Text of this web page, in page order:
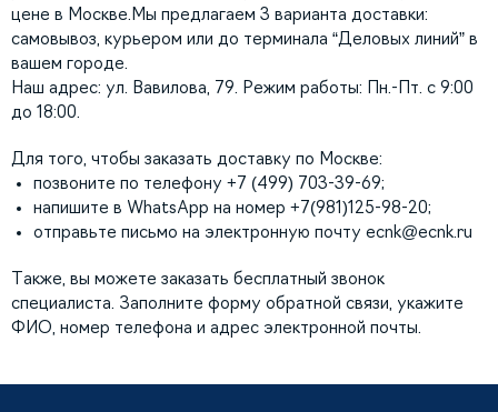
цене в Москве.Мы предлагаем 3 варианта доставки:
самовывоз, курьером или до терминала “Деловых линий” в
вашем городе.
Наш адрес: ул. Вавилова, 79. Режим работы: Пн.-Пт. с 9:00
до 18:00.
Для того, чтобы заказать доставку по Москве:
позвоните по телефону +7 (499) 703-39-69;
напишите в WhatsApp на номер +7(981)125-98-20;
отправьте письмо на электронную почту ecnk@ecnk.ru
Также, вы можете заказать бесплатный звонок
специалиста. Заполните форму обратной связи, укажите
ФИО, номер телефона и адрес электронной почты.